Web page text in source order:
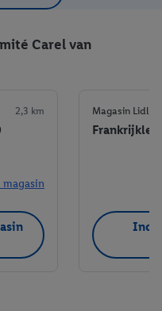
Carel van
2,3 km Magasin Lidl
Frankrijklei